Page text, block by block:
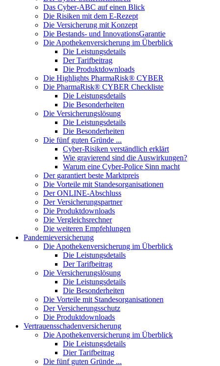
Das Cyber-ABC auf einen Blick
Die Risiken mit dem E-Rezept
Die Versicherung mit Konzept
Die Bestands- und InnovationsGarantie
Die Apothekenversicherung im Überblick
Die Leistungsdetails
Der Tarifbeitrag
Die Produktdownloads
Die Highlights PharmaRisk® CYBER
Die PharmaRisk® CYBER Checkliste
Die Leistungsdetails
Die Besonderheiten
Die Versicherungslösung
Die Leistungsdetails
Die Besonderheiten
Die fünf guten Gründe ...
Cyber-Risiken verständlich erklärt
Wie gravierend sind die Auswirkungen?
Warum eine Cyber-Police Sinn macht
Der garantiert beste Marktpreis
Die Vorteile mit Standesorganisationen
Der ONLINE-Abschluss
Der Versicherungspartner
Die Produktdownloads
Die Vergleichsrechner
Die weiteren Empfehlungen
Pandemieversicherung
Die Apothekenversicherung im Überblick
Die Leistungsdetails
Der Tarifbeitrag
Die Versicherungslösung
Die Leistungsdetails
Die Besonderheiten
Die Vorteile mit Standesorganisationen
Der Versicherungsschutz
Die Produktdownloads
Vertrauensschadenversicherung
Die Apothekenversicherung im Überblick
Die Leistungsdetails
Dier Tarifbeitrag
Die fünf guten Gründe ...